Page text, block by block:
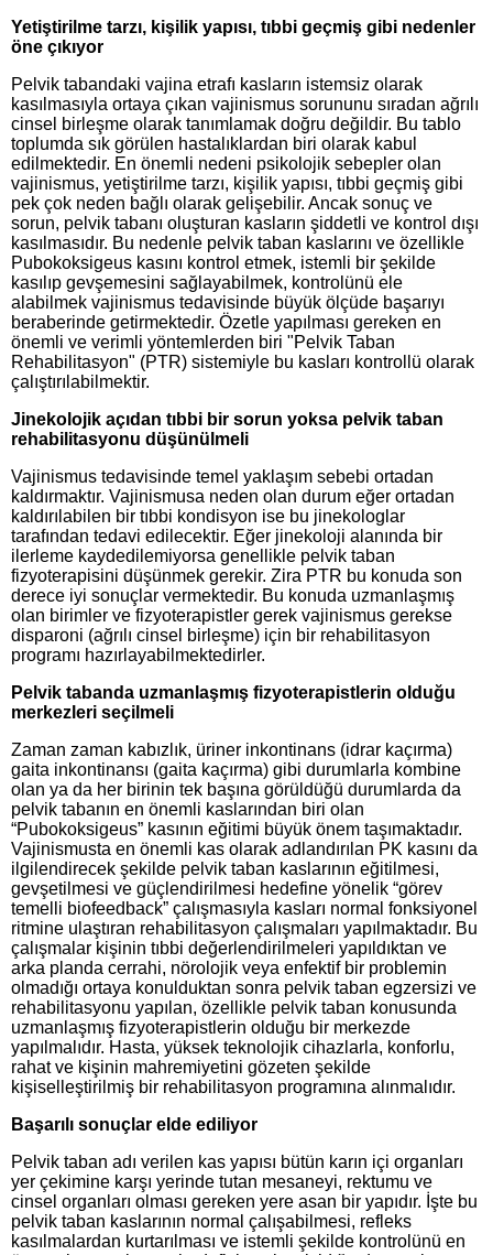
Yetiştirilme tarzı, kişilik yapısı, tıbbi geçmiş gibi nedenler
öne çıkıyor
Pelvik tabandaki vajina etrafı kasların istemsiz olarak
kasılmasıyla ortaya çıkan vajinismus sorununu sıradan ağrılı
cinsel birleşme olarak tanımlamak doğru değildir. Bu tablo
toplumda sık görülen hastalıklardan biri olarak kabul
edilmektedir. En önemli nedeni psikolojik sebepler olan
vajinismus, yetiştirilme tarzı, kişilik yapısı, tıbbi geçmiş gibi
pek çok neden bağlı olarak gelişebilir. Ancak sonuç ve
sorun, pelvik tabanı oluşturan kasların şiddetli ve kontrol dışı
kasılmasıdır. Bu nedenle pelvik taban kaslarını ve özellikle
Pubokoksigeus kasını kontrol etmek, istemli bir şekilde
kasılıp gevşemesini sağlayabilmek, kontrolünü ele
alabilmek vajinismus tedavisinde büyük ölçüde başarıyı
beraberinde getirmektedir. Özetle yapılması gereken en
önemli ve verimli yöntemlerden biri "Pelvik Taban
Rehabilitasyon" (PTR) sistemiyle bu kasları kontrollü olarak
çalıştırılabilmektir.
Jinekolojik açıdan tıbbi bir sorun yoksa pelvik taban
rehabilitasyonu düşünülmeli
Vajinismus tedavisinde temel yaklaşım sebebi ortadan
kaldırmaktır. Vajinismusa neden olan durum eğer ortadan
kaldırılabilen bir tıbbi kondisyon ise bu jinekologlar
tarafından tedavi edilecektir. Eğer jinekoloji alanında bir
ilerleme kaydedilemiyorsa genellikle pelvik taban
fizyoterapisini düşünmek gerekir. Zira PTR bu konuda son
derece iyi sonuçlar vermektedir. Bu konuda uzmanlaşmış
olan birimler ve fizyoterapistler gerek vajinismus gerekse
disparoni (ağrılı cinsel birleşme) için bir rehabilitasyon
programı hazırlayabilmektedirler.
Pelvik tabanda uzmanlaşmış fizyoterapistlerin olduğu
merkezleri seçilmeli
Zaman zaman kabızlık, üriner inkontinans (idrar kaçırma)
gaita inkontinansı (gaita kaçırma) gibi durumlarla kombine
olan ya da her birinin tek başına görüldüğü durumlarda da
pelvik tabanın en önemli kaslarından biri olan
“Pubokoksigeus” kasının eğitimi büyük önem taşımaktadır.
Vajinismusta en önemli kas olarak adlandırılan PK kasını da
ilgilendirecek şekilde pelvik taban kaslarının eğitilmesi,
gevşetilmesi ve güçlendirilmesi hedefine yönelik “görev
temelli biofeedback” çalışmasıyla kasları normal fonksiyonel
ritmine ulaştıran rehabilitasyon çalışmaları yapılmaktadır. Bu
çalışmalar kişinin tıbbi değerlendirilmeleri yapıldıktan ve
arka planda cerrahi, nörolojik veya enfektif bir problemin
olmadığı ortaya konulduktan sonra pelvik taban egzersizi ve
rehabilitasyonu yapılan, özellikle pelvik taban konusunda
uzmanlaşmış fizyoterapistlerin olduğu bir merkezde
yapılmalıdır. Hasta, yüksek teknolojik cihazlarla, konforlu,
rahat ve kişinin mahremiyetini gözeten şekilde
kişiselleştirilmiş bir rehabilitasyon programına alınmalıdır.
Başarılı sonuçlar elde ediliyor
Pelvik taban adı verilen kas yapısı bütün karın içi organları
yer çekimine karşı yerinde tutan mesaneyi, rektumu ve
cinsel organları olması gereken yere asan bir yapıdır. İşte bu
pelvik taban kaslarının normal çalışabilmesi, refleks
kasılmalardan kurtarılması ve istemli şekilde kontrolünü en